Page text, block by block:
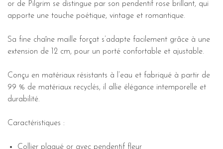
or de Pilgrim se distingue par son pendentif rose brillant, qui
apporte une touche poétique, vintage et romantique.
Sa fine chaîne maille forçat s’adapte facilement grâce à une
extension de 12 cm, pour un porté confortable et ajustable.
Conçu en matériaux résistants à l’eau et fabriqué à partir de
99 % de matériaux recyclés, il allie élégance intemporelle et
durabilité.
Caractéristiques :
Collier plaqué or avec pendentif fleur